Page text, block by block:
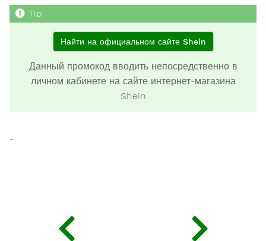
Найти на официальном сайте Shein
Данный промокод вводить непосредственно в
личном кабинете на сайте интернет-магазина
Shein
-